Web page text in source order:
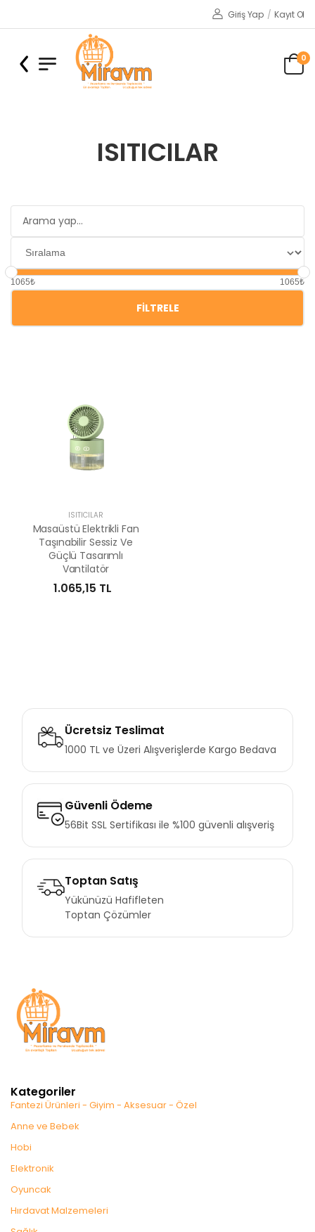
Giriş Yap / Kayıt Ol
0
ISITICILAR
1065₺ 1065₺
FILTRELE
ISITICILAR
Masaüstü Elektrikli Fan
Taşınabilir Sessiz Ve
Güçlü Tasarımlı
Vantilatör
1.065,15 TL
Ücretsiz Teslimat
1000 TL ve Üzeri Alışverişlerde Kargo Bedava
Güvenli Ödeme
56Bit SSL Sertifikası ile %100 güvenli alışveriş
Toptan Satış
Yükünüzü Hafifleten
Toptan Çözümler
Kategoriler
Fantezi Ürünleri - Giyim - Aksesuar - Özel
Anne ve Bebek
Hobi
Elektronik
Oyuncak
Hırdavat Malzemeleri